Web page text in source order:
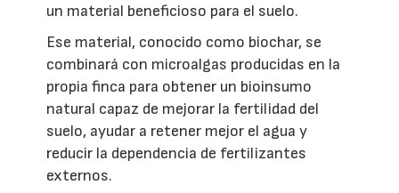
un material beneficioso para el suelo.
Ese material, conocido como biochar, se
combinará con microalgas producidas en la
propia finca para obtener un bioinsumo
natural capaz de mejorar la fertilidad del
suelo, ayudar a retener mejor el agua y
reducir la dependencia de fertilizantes
externos.